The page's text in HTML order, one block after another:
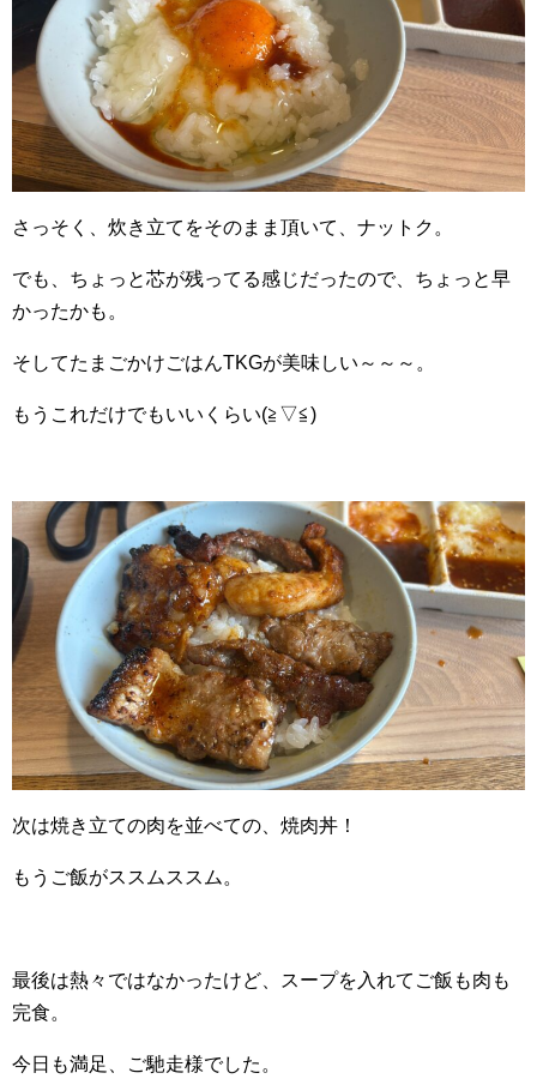
さっそく、炊き立てをそのまま頂いて、ナットク。
でも、ちょっと芯が残ってる感じだったので、ちょっと早
かったかも。
そしてたまごかけごはんTKGが美味しい～～～。
もうこれだけでもいいくらい(≧▽≦)
次は焼き立ての肉を並べての、焼肉丼！
もうご飯がススムススム。
最後は熱々ではなかったけど、スープを入れてご飯も肉も
完食。
今日も満足、ご馳走様でした。